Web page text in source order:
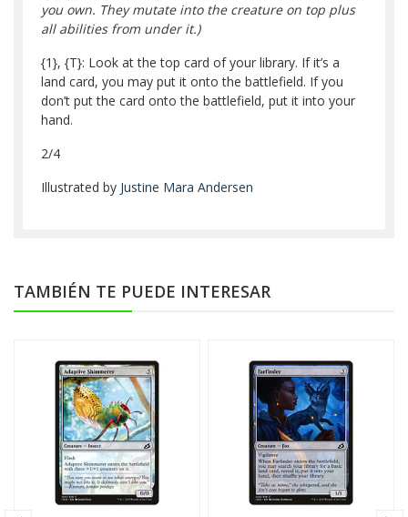
you own. They mutate into the creature on top plus
all abilities from under it.)
{1}, {T}: Look at the top card of your library. If it’s a
land card, you may put it onto the battlefield. If you
don’t put the card onto the battlefield, put it into your
hand.
2/4
Illustrated by Justine Mara Andersen
TAMBIÉN TE PUEDE INTERESAR